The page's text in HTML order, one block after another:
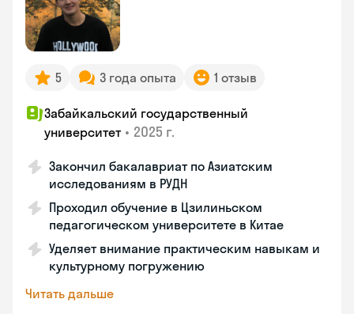
5 3 года опыта 1 отзыв
Забайкальский государственный
университет • 2025 г.
Закончил бакалавриат по Азиатским
исследованиям в РУДН
Проходил обучение в Цзилиньском
педагогическом университете в Китае
Уделяет внимание практическим навыкам и
культурному погружению
Читать дальше